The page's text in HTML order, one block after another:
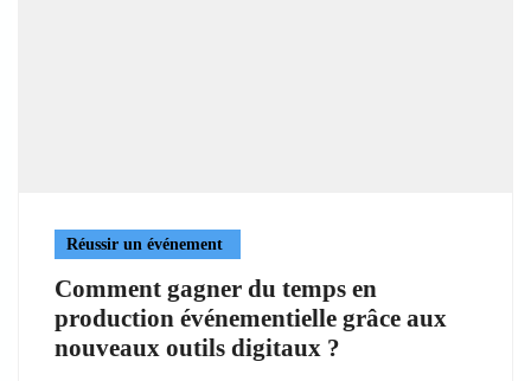
Réussir un événement
Comment gagner du temps en
production événementielle grâce aux
nouveaux outils digitaux ?